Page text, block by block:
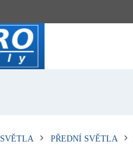
SVĚTLA PŘEDNÍ SVĚTLA